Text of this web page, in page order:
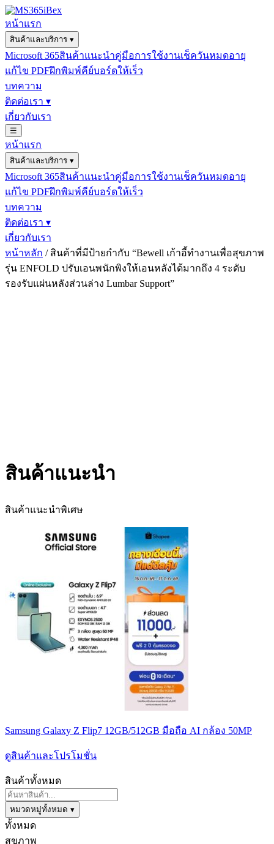
หน้าแรก
สินค้าและบริการ ▾
Microsoft 365สินค้าแนะนำคู่มือการใช้งานเช็ควันหมดอายุ
แก้ไข PDFฝึกพิมพ์คีย์บอร์ดให้เร็ว
บทความ
ติดต่อเรา ▾
เกี่ยวกับเรา
☰
หน้าแรก
สินค้าและบริการ ▾
Microsoft 365สินค้าแนะนำคู่มือการใช้งานเช็ควันหมดอายุ
แก้ไข PDFฝึกพิมพ์คีย์บอร์ดให้เร็ว
บทความ
ติดต่อเรา ▾
เกี่ยวกับเรา
หน้าหลัก / สินค้าที่มีป้ายกำกับ “Bewell เก้าอี้ทำงานเพื่อสุขภาพ
รุ่น ENFOLD ปรับเอนพนักพิงให้เอนหลังได้มากถึง 4 ระดับ
รองรับแผ่นหลังส่วนล่าง Lumbar Support”
สินค้าแนะนำ
สินค้าแนะนำพิเศษ
Samsung Galaxy Z Flip7 12GB/512GB มือถือ AI กล้อง 50MP
ดูสินค้าและโปรโมชั่น
สินค้าทั้งหมด
หมวดหมู่ทั้งหมด ▾
ทั้งหมด
สุขภาพ